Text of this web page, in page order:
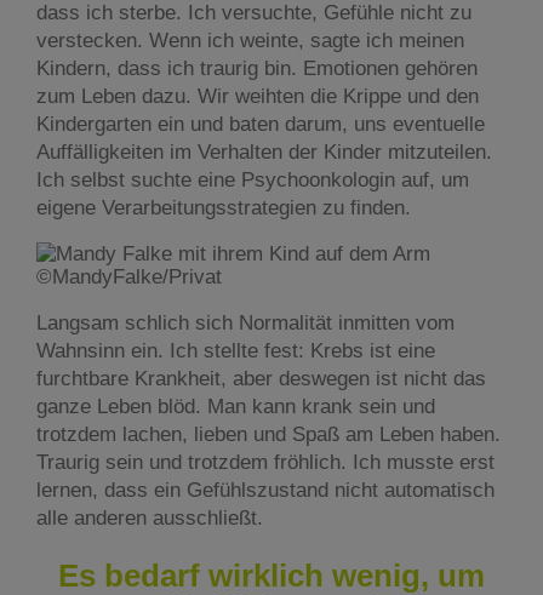
dass ich sterbe. Ich versuchte, Gefühle nicht zu
verstecken. Wenn ich weinte, sagte ich meinen
Kindern, dass ich traurig bin. Emotionen gehören
zum Leben dazu. Wir weihten die Krippe und den
Kindergarten ein und baten darum, uns eventuelle
Auffälligkeiten im Verhalten der Kinder mitzuteilen.
Ich selbst suchte eine Psychoonkologin auf, um
eigene Verarbeitungsstrategien zu finden.
©MandyFalke/Privat
Langsam schlich sich Normalität inmitten vom
Wahnsinn ein. Ich stellte fest: Krebs ist eine
furchtbare Krankheit, aber deswegen ist nicht das
ganze Leben blöd. Man kann krank sein und
trotzdem lachen, lieben und Spaß am Leben haben.
Traurig sein und trotzdem fröhlich. Ich musste erst
lernen, dass ein Gefühlszustand nicht automatisch
alle anderen ausschließt.
Es bedarf wirklich wenig, um